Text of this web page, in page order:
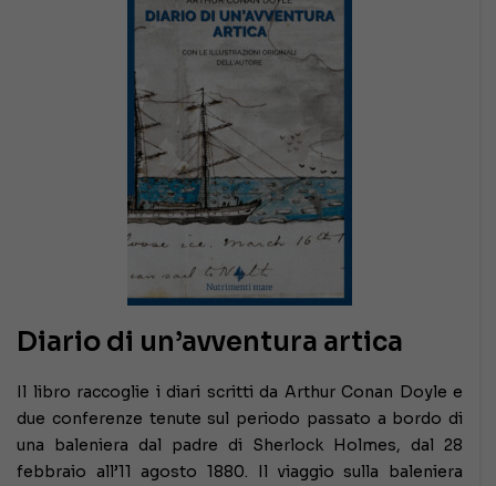
Diario di un’avventura artica
Il libro raccoglie i diari scritti da Arthur Conan Doyle e
due conferenze tenute sul periodo passato a bordo di
una baleniera dal padre di Sherlock Holmes, dal 28
febbraio all’11 agosto 1880. Il viaggio sulla baleniera